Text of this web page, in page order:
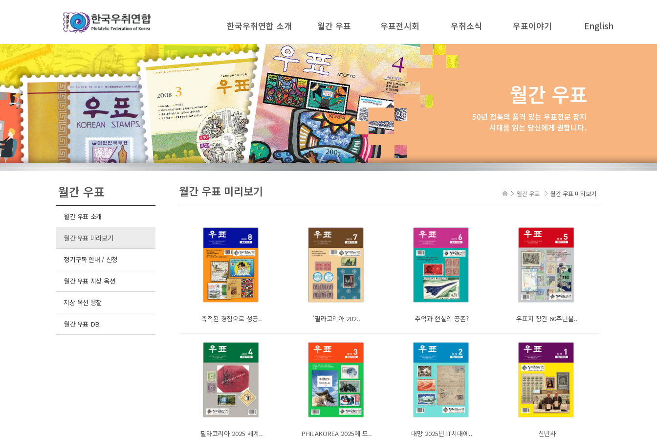
한국우취연합 소개
설립목적 / 정관
인사말
주요사업 / 연혁
임원 / 분과위원
지부 / 회원단체
관련사이트
찾아오시는 길
월간 우표
월간 우표 소개
월간 우표 미리보기
정기구독 안내 / 신청
월간 우표 지상 옥션
지상 옥션 응찰
월간 우표 DB
우표전시회
우표전시회란?
필라코리아 2025
대한민국우표전시회
국내우표전시회
해외우표전시회
전시회 규정
우취소식
공지사항
새로 나오는 우표
우표이야기
우취보물창고
우표교실
English
POSTAGE STAMP NEWS
월간 우표
50년 전통의 품격 있는 우표전문 잡지
시대를 읽는 당신에게 권합니다.
월간 우표
월간 우표 소개
월간 우표 미리보기
정기구독 안내 / 신청
월간 우표 지상 옥션
지상 옥션 응찰
월간 우표 DB
월간 우표 월간 우표 미리보기
월간 우표 미리보기
축적된 경험으로 성공.. '필라코리아 202.. 추억과 현실의 공존? 우표지 창간 60주년을..
필라코리아 2025 세계.. PHILAKOREA 2025에 모.. 대망 2025년 IT시대에.. 신년사